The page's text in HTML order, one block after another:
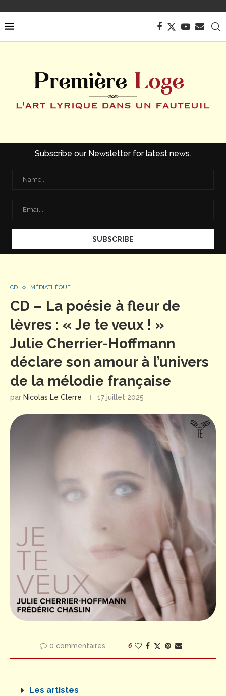
Subscribe our Newsletter for latest news.
CD MÉDIATHÈQUE
CD – La poésie à fleur de
lèvres : « Je te veux ! »
Julie Cherrier-Hoffmann
déclare son amour à l’univers
de la mélodie française
par Nicolas Le Clerre 17 juillet 2025
0 commentaires 6
Les artistes